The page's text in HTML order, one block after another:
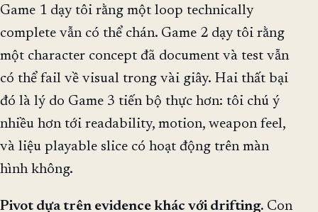
Game 1 dạy tôi rằng một loop technically
complete vẫn có thể chán. Game 2 dạy tôi rằng
một character concept đã document và test vẫn
có thể fail về visual trong vài giây. Hai thất bại
đó là lý do Game 3 tiến bộ thực hơn: tôi chú ý
nhiều hơn tới readability, motion, weapon feel,
và liệu playable slice có hoạt động trên màn
hình không.
Pivot dựa trên evidence khác với drifting. Con